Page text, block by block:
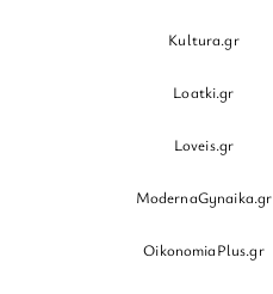
Kultura.gr
Loatki.gr
Loveis.gr
ModernaGynaika.gr
OikonomiaPlus.gr